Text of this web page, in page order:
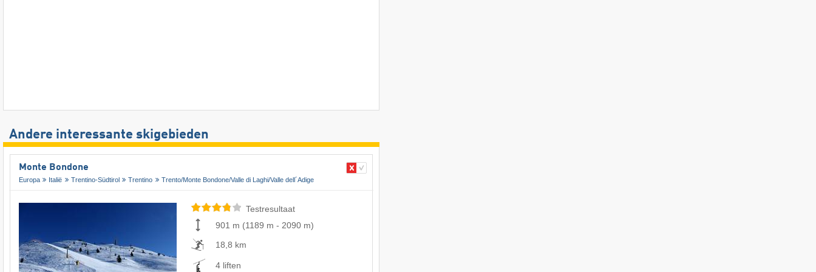
Andere interessante skigebieden
Monte Bondone
Europa Italië Trentino-Südtirol Trentino Trento/​Monte Bondone/​Valle di Laghi/​Valle dell´Adige
Testresultaat
901 m (1189 m - 2090 m)
18,8 km
4 liften